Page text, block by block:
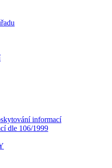
informací
dle 106/1999